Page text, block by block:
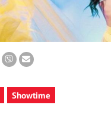
Showtime